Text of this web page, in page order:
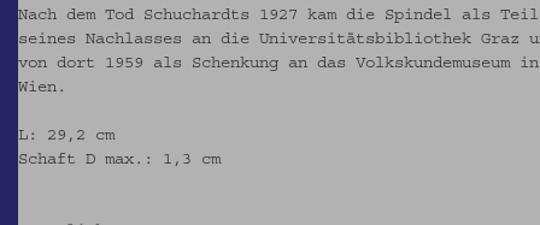
Nach dem Tod Schuchardts 1927 kam die Spindel als Teil
seines Nachlasses an die Universitätsbibliothek Graz
von dort 1959 als Schenkung an das Volkskundemuseum in
Wien.
L: 29,2 cm
Schaft D max.: 1,3 cm